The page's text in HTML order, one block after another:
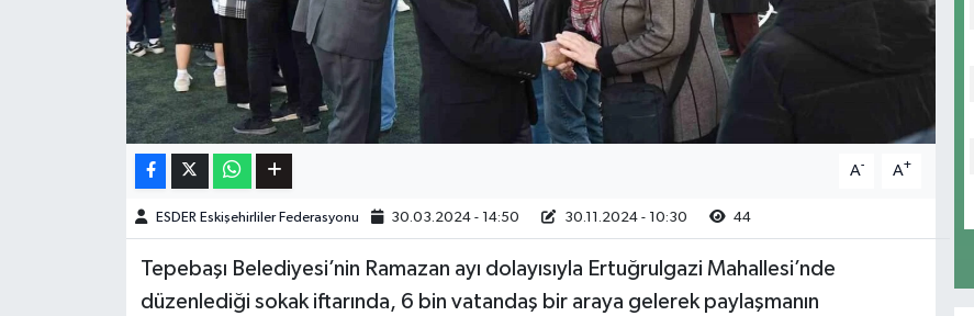
A- A+
ESDER Eskişehirliler Federasyonu 30.03.2024 - 14:50 30.11.2024 - 10:30 44
Tepebaşı Belediyesi’nin Ramazan ayı dolayısıyla Ertuğrulgazi Mahallesi’nde
düzenlediği sokak iftarında, 6 bin vatandaş bir araya gelerek paylaşmanın